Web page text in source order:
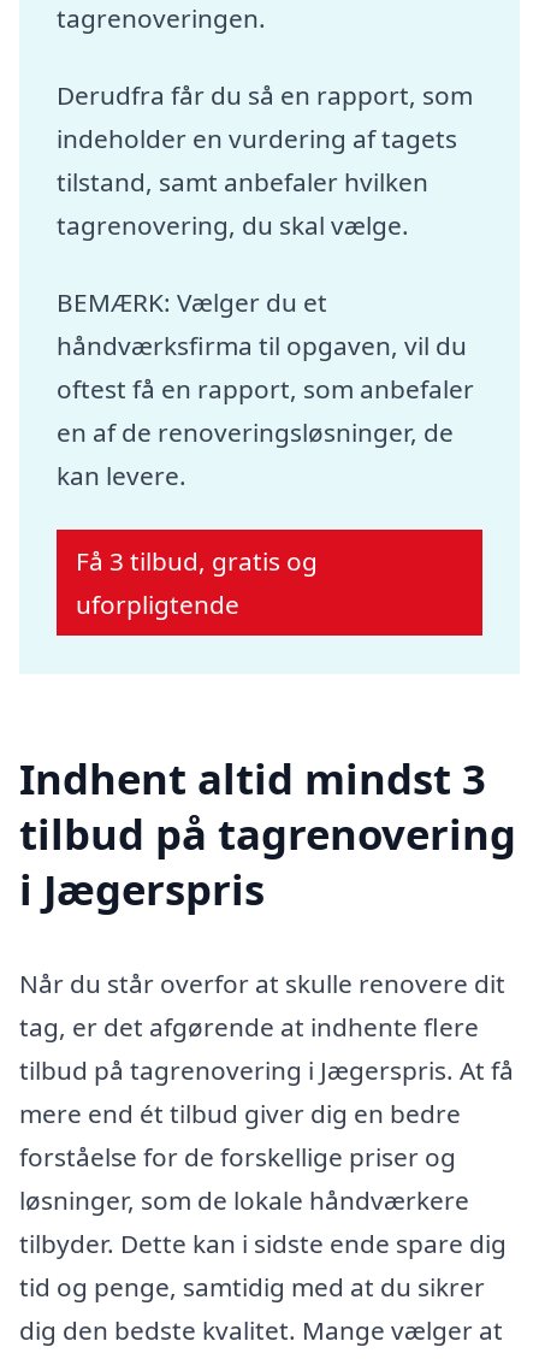
tagrenoveringen.
Derudfra får du så en rapport, som
indeholder en vurdering af tagets
tilstand, samt anbefaler hvilken
tagrenovering, du skal vælge.
BEMÆRK: Vælger du et
håndværksfirma til opgaven, vil du
oftest få en rapport, som anbefaler
en af de renoveringsløsninger, de
kan levere.
Få 3 tilbud, gratis og
uforpligtende
Indhent altid mindst 3
tilbud på tagrenovering
i Jægerspris
Når du står overfor at skulle renovere dit
tag, er det afgørende at indhente flere
tilbud på tagrenovering i Jægerspris. At få
mere end ét tilbud giver dig en bedre
forståelse for de forskellige priser og
løsninger, som de lokale håndværkere
tilbyder. Dette kan i sidste ende spare dig
tid og penge, samtidig med at du sikrer
dig den bedste kvalitet. Mange vælger at